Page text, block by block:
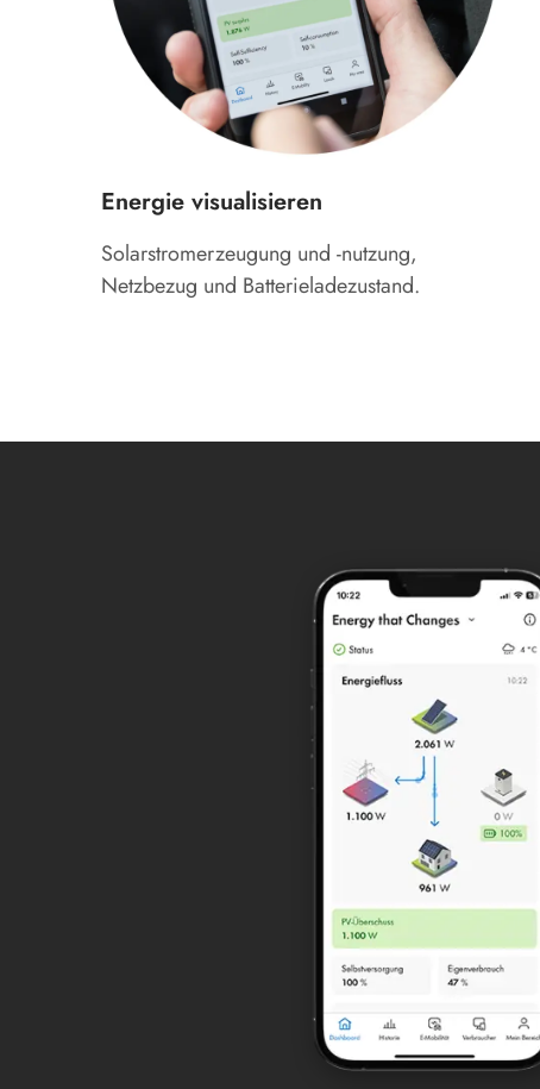
Energie visualisieren
Solarstromerzeugung und -nutzung,
Netzbezug und Batterieladezustand.